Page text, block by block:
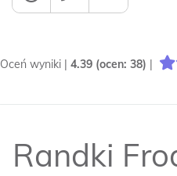
Oceń wyniki | 4.39 (ocen: 38) |
Randki